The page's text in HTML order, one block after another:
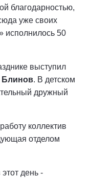
благодарностью,
уже своих
исполнилось 50
выступил
Блинов. В детском
дружный
коллектив
отделом
день -